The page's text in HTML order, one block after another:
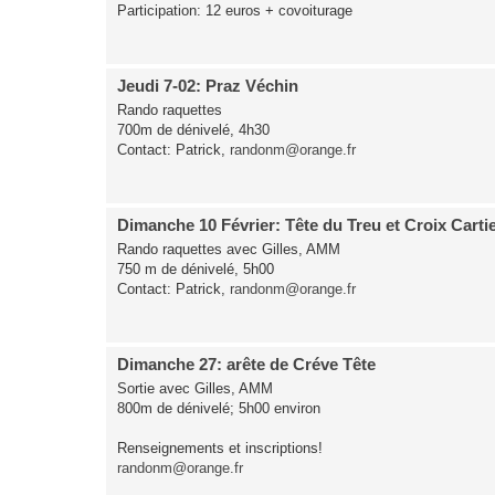
Participation: 12 euros + covoiturage
Jeudi 7-02: Praz Véchin
Rando raquettes
700m de dénivelé, 4h30
Contact: Patrick, randonm@orange.fr
Dimanche 10 Février: Tête du Treu et Croix
Rando raquettes avec Gilles, AMM
750 m de dénivelé, 5h00
Contact: Patrick, randonm@orange.fr
Dimanche 27: arête de Créve Tête
Sortie avec Gilles, AMM
800m de dénivelé; 5h00 environ
Renseignements et inscriptions!
randonm@orange.fr